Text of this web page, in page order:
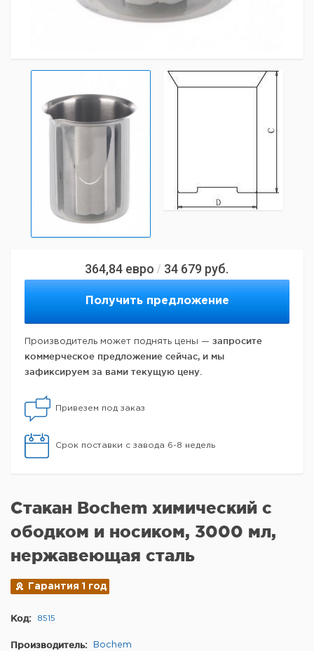
364,84 евро / 34 679 руб.
Получить предложение
Производитель может поднять цены — запросите
коммерческое предложение сейчас, и мы
зафиксируем за вами текущую цену.
Привезем под заказ
Срок поставки с завода 6-8 недель
Стакан Bochem химический с
ободком и носиком, 3000 мл,
нержавеющая сталь
Гарантия 1 год
Код: 8515
Производитель: Bochem